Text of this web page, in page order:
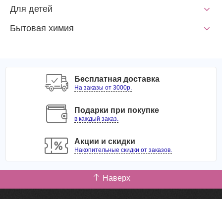
Для детей
Бытовая химия
Бесплатная доставка
На заказы от 3000р.
Подарки при покупке
в каждый заказ.
Акции и скидки
Накопительные скидки от заказов.
Наверх